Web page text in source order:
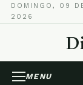
DOMINGO, 09
2026
MENU